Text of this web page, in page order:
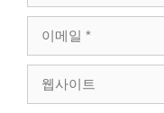
일